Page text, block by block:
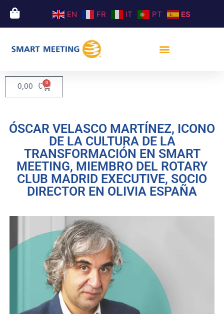
EN FR IT PT ES
0,00 € 0
ÓSCAR VELASCO MARTÍNEZ, ICONO
DE LA CULTURA DE LA
TRANSFORMACIÓN EN SMART
MEETING, MIEMBRO DEL ROTARY
CLUB MADRID EXECUTIVE, SOCIO
DIRECTOR EN OLIVIA ESPAÑA